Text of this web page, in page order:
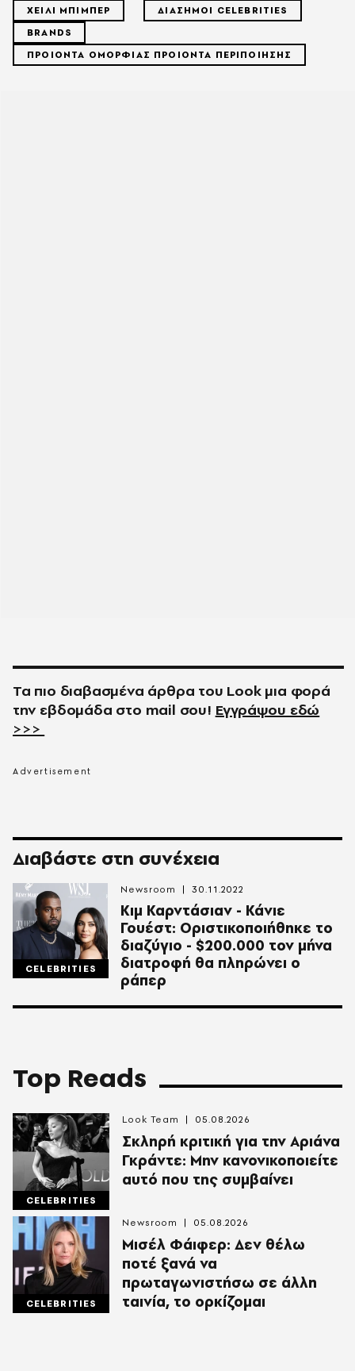
ΧΕΙΛΙ ΜΠΙΜΠΕΡ
ΔΙΑΣΗΜΟΙ CELEBRITIES
BRANDS
ΠΡΟΙΟΝΤΑ ΟΜΟΡΦΙΑΣ ΠΡΟΙΟΝΤΑ ΠΕΡΙΠΟΙΗΣΗΣ
Τα πιο διαβασμένα άρθρα του Look μια φορά
την εβδομάδα στο mail σου! Εγγράψου εδώ
>>>
Διαβάστε στη συνέχεια
CELEBRITIES
Κιμ Καρντάσιαν - Κάνιε
Γουέστ: Οριστικοποιήθηκε το
διαζύγιο - $200.000 τον μήνα
διατροφή θα πληρώνει ο
ράπερ
Newsroom 30.11.2022
Top Reads
CELEBRITIES
Σκληρή κριτική για την Αριάνα
Γκράντε: Μην κανονικοποιείτε
αυτό που της συμβαίνει
Look Team 05.08.2026
CELEBRITIES
Μισέλ Φάιφερ: Δεν θέλω
ποτέ ξανά να
πρωταγωνιστήσω σε άλλη
ταινία, το ορκίζομαι
Newsroom 05.08.2026